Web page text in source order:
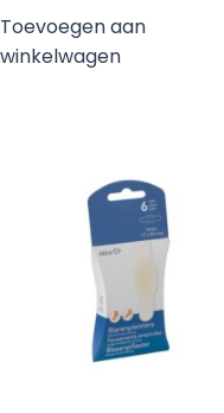
Toevoegen aan
winkelwagen